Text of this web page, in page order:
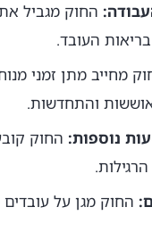
החוק מגביל
העובד.
מחייב מתן זמני
והתחדשות.
נוספות: החוק
החוק מגן על עובדים